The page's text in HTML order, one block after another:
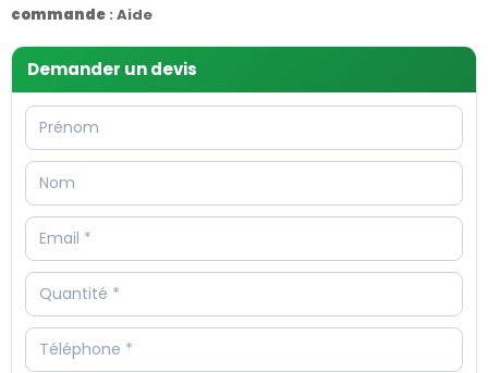
commande : Aide
Demander un devis